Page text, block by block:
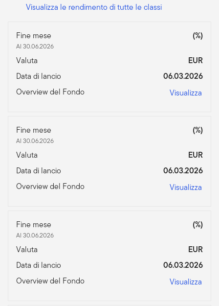
Visualizza le rendimento di tutte le classi
Fine mese
Al 30.06.2026
(%)
Valuta
EUR
Data di lancio
06.03.2026
Overview del Fondo
Visualizza
Fine mese
Al 30.06.2026
(%)
Valuta
EUR
Data di lancio
06.03.2026
Overview del Fondo
Visualizza
Fine mese
Al 30.06.2026
(%)
Valuta
EUR
Data di lancio
06.03.2026
Overview del Fondo
Visualizza